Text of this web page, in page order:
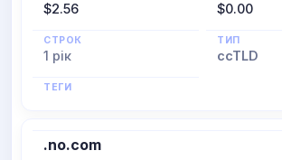
$2.56 $0.00
СТРОК
1 рік
ТИП
ccTLD
ТЕГИ
.no.com